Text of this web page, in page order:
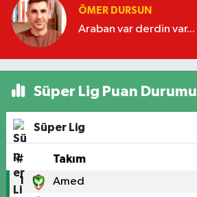
ÖMER DURSUN
Araban var derdin var...
Süper Lig Puan Durumu
Süper Lig
# Takım
1 Amed